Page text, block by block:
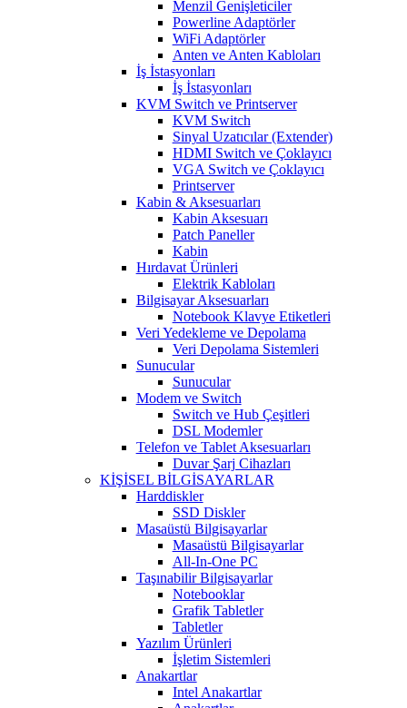
Menzil Genişleticiler
Powerline Adaptörler
WiFi Adaptörler
Anten ve Anten Kabloları
İş İstasyonları
İş İstasyonları
KVM Switch ve Printserver
KVM Switch
Sinyal Uzatıcılar (Extender)
HDMI Switch ve Çoklayıcı
VGA Switch ve Çoklayıcı
Printserver
Kabin & Aksesuarları
Kabin Aksesuarı
Patch Paneller
Kabin
Hırdavat Ürünleri
Elektrik Kabloları
Bilgisayar Aksesuarları
Notebook Klavye Etiketleri
Veri Yedekleme ve Depolama
Veri Depolama Sistemleri
Sunucular
Sunucular
Modem ve Switch
Switch ve Hub Çeşitleri
DSL Modemler
Telefon ve Tablet Aksesuarları
Duvar Şarj Cihazları
KİŞİSEL BİLGİSAYARLAR
Harddiskler
SSD Diskler
Masaüstü Bilgisayarlar
Masaüstü Bilgisayarlar
All-In-One PC
Taşınabilir Bilgisayarlar
Notebooklar
Grafik Tabletler
Tabletler
Yazılım Ürünleri
İşletim Sistemleri
Anakartlar
Intel Anakartlar